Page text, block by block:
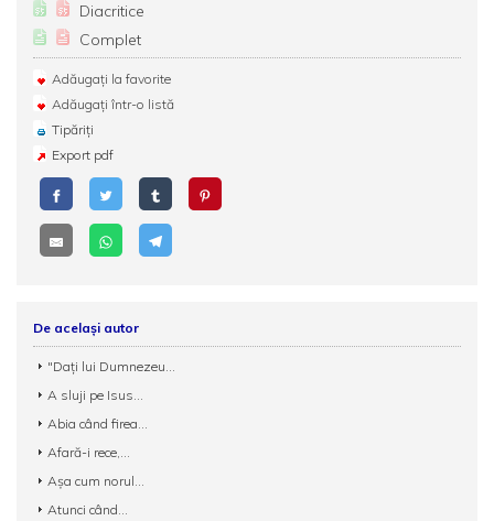
Diacritice
Complet
Adăugați la favorite
Adăugați într-o listă
Tipăriți
Export pdf
De același autor
"Daţi lui Dumnezeu...
A sluji pe Isus...
Abia când firea...
Afară-i rece,...
Aşa cum norul...
Atunci când...